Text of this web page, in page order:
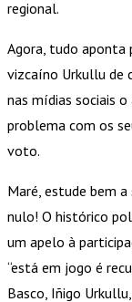
regional.
Agora, tudo aponta
vizcaíno Urkullu de
nas mídias sociais
problema com os
voto.
Maré, estude bem
nulo! O histórico
um apelo à
“está em jogo é
Basco, Iñigo